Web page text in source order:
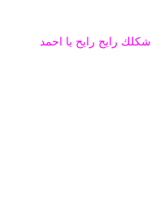
شكلك رايح رايح يا احمد